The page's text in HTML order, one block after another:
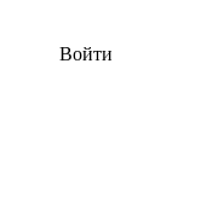
Войти